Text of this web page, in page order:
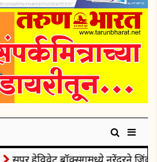
सुपर हेविवेट बॉक्सिंगमध्ये नरेंदरने जिंकले